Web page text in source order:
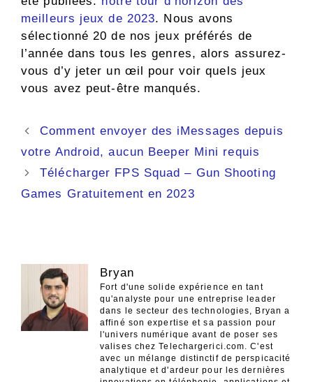
meilleurs jeux de 2023. Nous avons
sélectionné 20 de nos jeux préférés de
l’année dans tous les genres, alors assurez-
vous d’y jeter un œil pour voir quels jeux
vous avez peut-être manqués.
Navigation
des
Comment envoyer des iMessages depuis
votre Android, aucun Beeper Mini requis
Télécharger FPS Squad – Gun Shooting
Games Gratuitement en 2023
Bryan
Fort d'une solide expérience en tant
qu'analyste pour une entreprise leader
dans le secteur des technologies, Bryan a
affiné son expertise et sa passion pour
l'univers numérique avant de poser ses
valises chez Telechargerici.com. C'est
avec un mélange distinctif de perspicacité
analytique et d'ardeur pour les dernières